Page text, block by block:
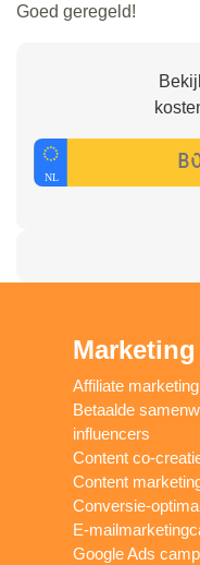
Goed geregeld!
Marketing
Affiliate
Betaalde
influencers
Content co-
Content
Conversie-
E-
Google Ads